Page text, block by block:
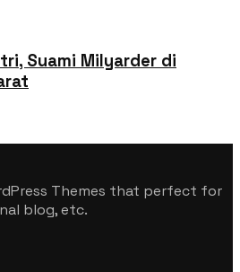
Suami Milyarder di
Themes that perfect for
blog, etc.